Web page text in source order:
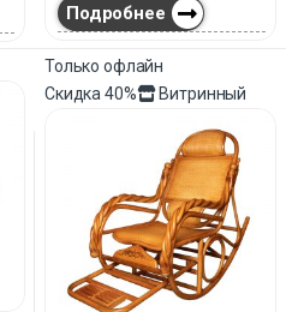
Подробнее
Только офлайн
Скидка40% Витринный